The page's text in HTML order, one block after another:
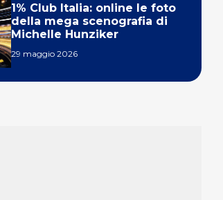
1% Club Italia: online le foto
della mega scenografia di
Michelle Hunziker
29 maggio 2026